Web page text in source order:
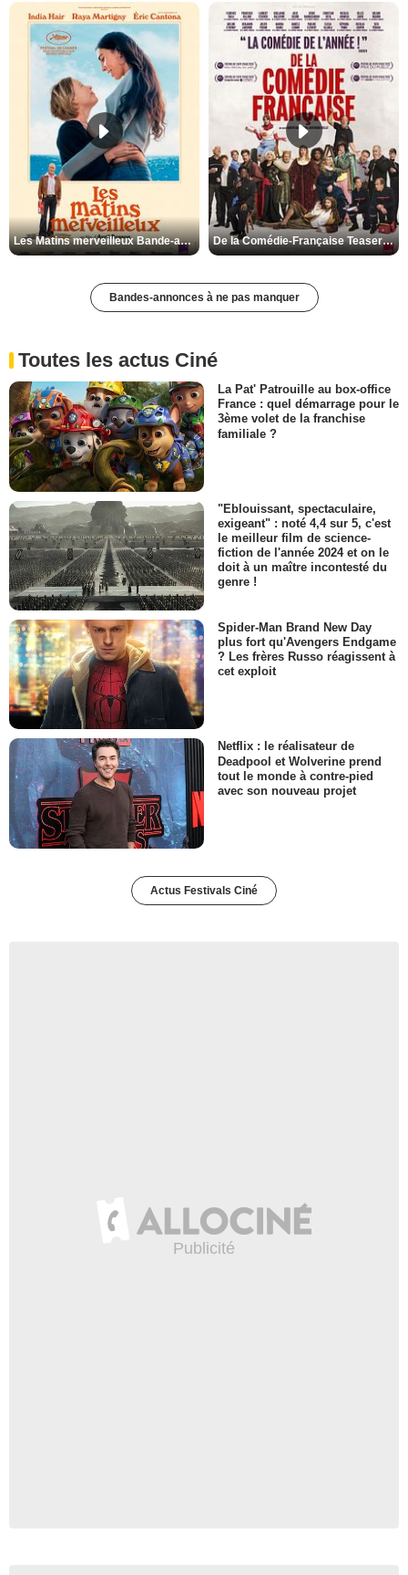
Les Matins merveilleux Bande-annonce VF De la Comédie-Française Teaser VF
Bandes-annonces à ne pas manquer
Toutes les actus Ciné
La Pat' Patrouille au box-office
France : quel démarrage pour le
3ème volet de la franchise
familiale ?
"Eblouissant, spectaculaire,
exigeant" : noté 4,4 sur 5, c'est
le meilleur film de science-
fiction de l'année 2024 et on le
doit à un maître incontesté du
genre !
Spider-Man Brand New Day
plus fort qu'Avengers Endgame
? Les frères Russo réagissent à
cet exploit
Netflix : le réalisateur de
Deadpool et Wolverine prend
tout le monde à contre-pied
avec son nouveau projet
Actus Festivals Ciné